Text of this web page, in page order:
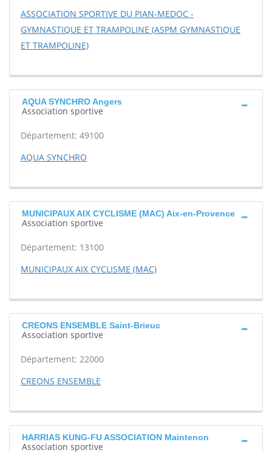
ASSOCIATION SPORTIVE DU PIAN-MEDOC -
GYMNASTIQUE ET TRAMPOLINE (ASPM GYMNASTIQUE
ET TRAMPOLINE)
AQUA SYNCHRO Angers
Association sportive
Département: 49100
AQUA SYNCHRO
MUNICIPAUX AIX CYCLISME (MAC) Aix-en-Provence
Association sportive
Département: 13100
MUNICIPAUX AIX CYCLISME (MAC)
CREONS ENSEMBLE Saint-Brieuc
Association sportive
Département: 22000
CREONS ENSEMBLE
HARRIAS KUNG-FU ASSOCIATION Maintenon
Association sportive